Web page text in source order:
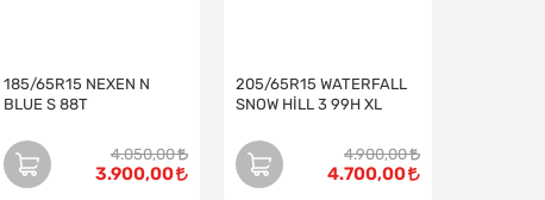
185/65R15 NEXEN N
BLUE S 88T
4.050,00
3.900,00
205/65R15 WATERFALL
SNOW HİLL 3 99H XL
4.900,00
4.700,00